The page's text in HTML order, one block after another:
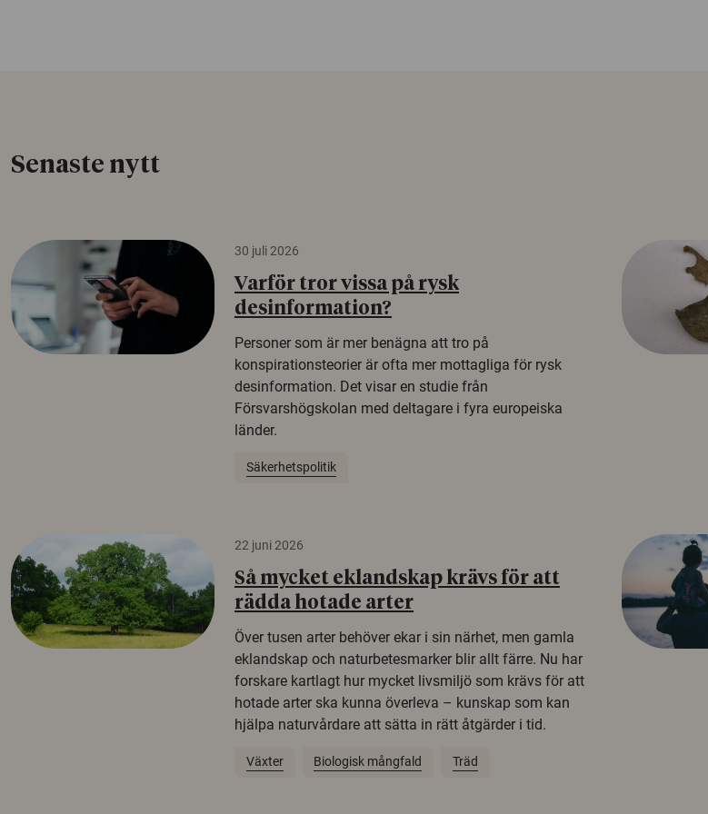
Senaste nytt
30 juli 2026
Varför tror vissa på rysk
desinformation?
Personer som är mer benägna att tro på
konspirationsteorier är ofta mer mottagliga för rysk
desinformation. Det visar en studie från
Försvarshögskolan med deltagare i fyra europeiska
länder.
Säkerhetspolitik
22 juni 2026
Så mycket eklandskap krävs för att
rädda hotade arter
Över tusen arter behöver ekar i sin närhet, men gamla
eklandskap och naturbetesmarker blir allt färre. Nu har
forskare kartlagt hur mycket livsmiljö som krävs för att
hotade arter ska kunna överleva – kunskap som kan
hjälpa naturvårdare att sätta in rätt åtgärder i tid.
Växter Biologisk mångfald Träd